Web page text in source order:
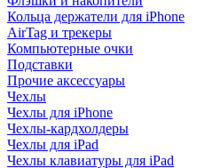
Кольца держатели для iPhone
AirTag и трекеры
Компьютерные очки
Подставки
Прочие аксессуары
Чехлы
Чехлы для iPhone
Чехлы-кардхолдеры
Чехлы для iPad
Чехлы клавиатуры для iPad